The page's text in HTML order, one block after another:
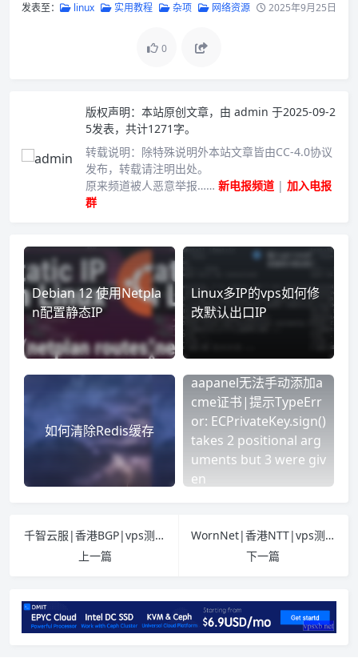
发表至： linux 实用教程 杂项 网络资源 2025年9月25日
0
版权声明： 本站原创文章，由 admin 于2025-09-2
5发表，共计1271字。
转载说明： 除特殊说明外本站文章皆由CC-4.0协议
发布，转载请注明出处。
原来频道被人恶意举报…… 新电报频道 | 加入电报
群
Debian 12 使用Netpla
n配置静态IP
Linux多IP的vps如何修
改默认出口IP
如何清除Redis缓存
aapanel无法手动添加a
cme证书|提示TypeErr
or: ECPrivateKey.sign()
takes 2 positional arg
uments but 3 were giv
en
千智云服|香港BGP|vps测评|1Gbps带宽|可选不限流量|月付￥25起
上一篇
WornNet|香港NTT|vps测评|1Gbps带宽|可选不限流量|月付$1.7起|解锁奈飞
下一篇